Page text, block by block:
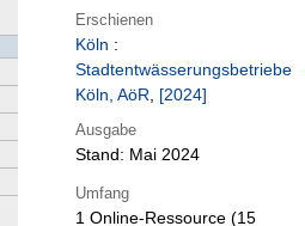
Erschienen
Köln :
Stadtentwässerungsbetriebe
Köln, AöR, [2024]
Ausgabe
Stand: Mai 2024
Umfang
1 Online-Ressource (15